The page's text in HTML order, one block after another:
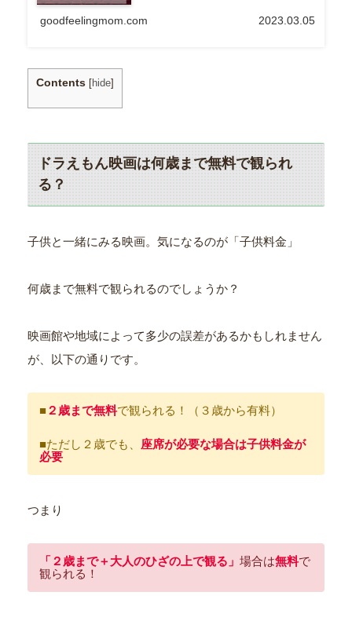
goodfeelingmom.com 2023.03.05
Contents [hide]
ドラえもん映画は何歳まで無料で観られ
る？
子供と一緒にみる映画。気になるのが「子供料金」
何歳まで無料で観られるのでしょうか？
映画館や地域によって多少の誤差があるかもしれません
が、以下の通りです。
■ ２歳まで無料で観られる！（３歳から有料）
■ただし２歳でも、 座席が必要な場合は子供料金が
必要
つまり
「２歳まで＋大人のひざの上で観る」 場合は無料で
観られる！